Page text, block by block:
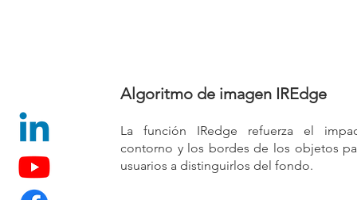
Algoritmo de imagen IREdge
La función IRedge refuerza el
contorno y los bordes de los objetos
usuarios a distinguirlos del fondo.